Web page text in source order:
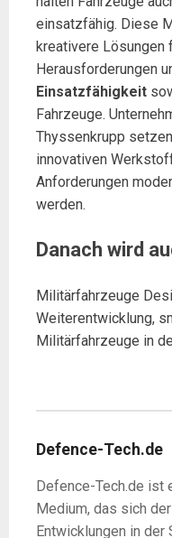
einsatzfähig. Diese
kreativere Lösungen
Herausforderungen
Einsatzfähigkeit
Fahrzeuge.
Thyssenkrupp
innovativen
Anforderungen
werden.
Danach wird
Militärfahrzeuge
Weiterentwicklung,
Militärfahrzeuge in
Defence-Tech.de
Defence-Tech.de ist
Medium, das sich
Entwicklungen in